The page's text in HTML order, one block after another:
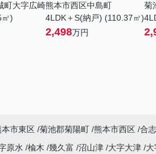
町大字広崎
)
熊本市西区中島町
4LDK＋S(納戸) (110.37㎡)
2,498万円
菊
本市東区 菊池郡菊陽町 熊本市西区 合
原水 楡木 幾久富 沼山津 大字大津